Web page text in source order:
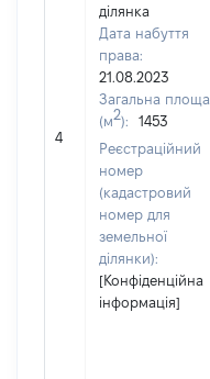
4
ділянка
Дата набуття
права:
21.08.2023
Загальна площа
(м2):
1453
Реєстраційний
номер
(кадастровий
номер для
земельної
ділянки):
[Конфіденційна
інформація]